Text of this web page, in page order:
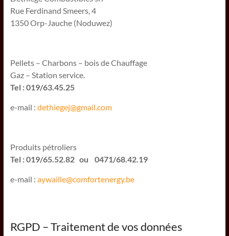
Rue Ferdinand Smeers, 4
1350 Orp-Jauche (Noduwez)
Pellets – Charbons – bois de Chauffage
Gaz – Station service.
Tel : 019/63.45.25
e-mail : dethiegej@gmail.com
Produits pétroliers
Tel : 019/65.52.82 ou 0471/68.42.19
e-mail : aywaille@comfortenergy.be
RGPD – Traitement de vos données